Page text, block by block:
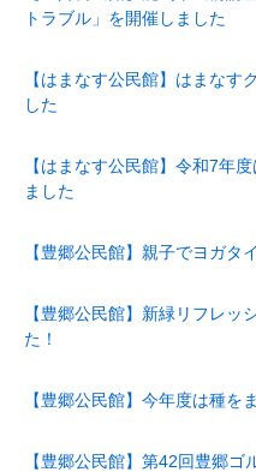
トラブル」を開催しました
【はまなす公民館】はまなす
した
【はまなす公民館】令和7年
ました
【豊郷公民館】親子でヨガ
【豊郷公民館】新緑リフレッ
た！
【豊郷公民館】今年度は種を
【豊郷公民館】第42回豊郷ゴ